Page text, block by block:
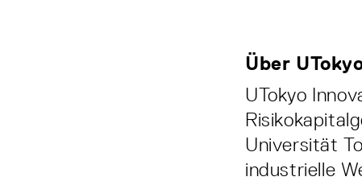
Über
UTokyo
Universität
industrielle